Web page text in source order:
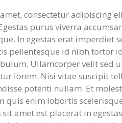
consectetur adipiscing
purus viverra
In egestas erat
pellentesque id nibh tortor
Ullamcorper velit sed
lorem. Nisi vitae suscipit
potenti nullam. Et
quis enim lobortis
amet est placerat in